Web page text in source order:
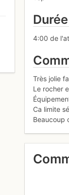
Durée
4:00 de
Très jolie
Le rocher
Ca limite
Beaucoup